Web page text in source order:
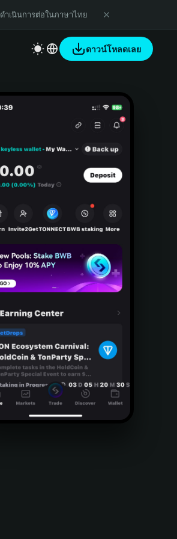
ดำเนินการต่อในภาษาไทย
ดาวน์โหลดเลย